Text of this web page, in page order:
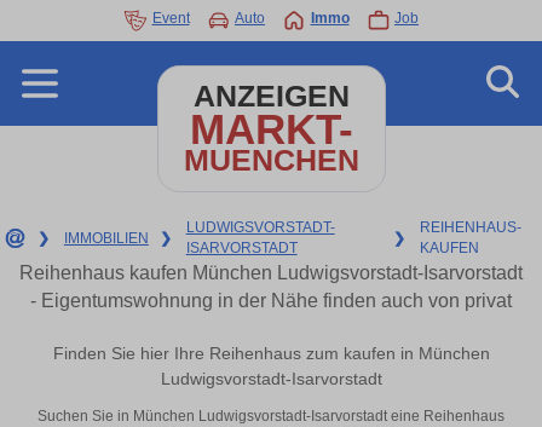
Event Auto Immo Job
ANZEIGEN
MARKT-
MUENCHEN
❯ IMMOBILIEN ❯
LUDWIGSVORSTADT-
ISARVORSTADT
❯
REIHENHAUS-
KAUFEN
Reihenhaus kaufen München Ludwigsvorstadt-Isarvorstadt
- Eigentumswohnung in der Nähe finden auch von privat
Finden Sie hier Ihre Reihenhaus zum kaufen in München
Ludwigsvorstadt-Isarvorstadt
Suchen Sie in München Ludwigsvorstadt-Isarvorstadt eine Reihenhaus